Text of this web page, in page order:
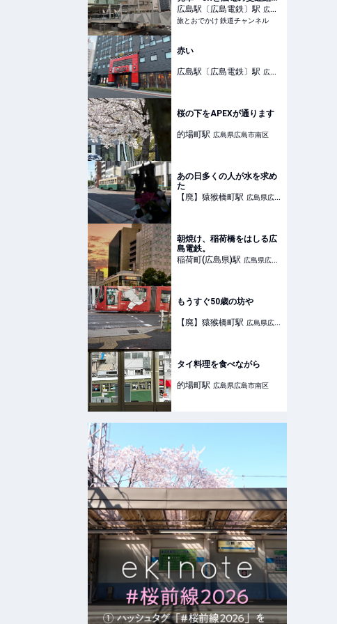
機能を強化！ 生まれ変わっ
た広島駅を見る（広島県広
島市）【コラム】 | 旅とお
広島駅〔広島電鉄〕駅 広島
県広島市南区
旅とおでかけ 鉄道チャンネル
赤い
広島駅〔広島電鉄〕駅 広島
桜の下をAPEXが通ります
的場町駅 広島県広島市南区
あの日多くの人が水を求め
た
【廃】猿猴橋町駅 広島県広島
朝焼け、稲荷橋をはしる広
島電鉄。
稲荷町(広島県)駅 広島県広島
もうすぐ50歳の坊や
【廃】猿猴橋町駅 広島県広島
タイ料理を食べながら
的場町駅 広島県広島市南区